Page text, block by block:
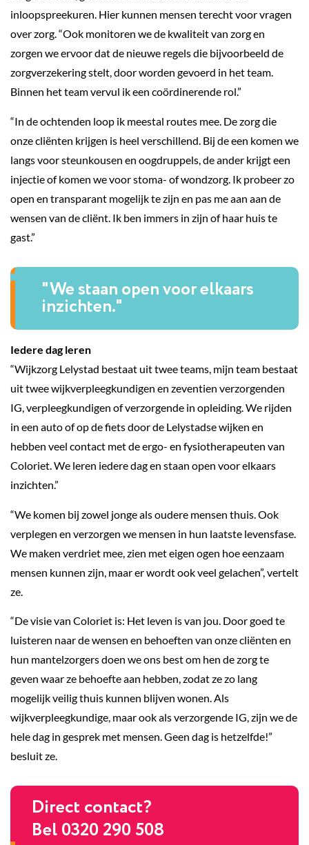
inloopspreekuren. Hier kunnen mensen terecht voor vragen
over zorg. “Ook monitoren we de kwaliteit van zorg en
zorgen we ervoor dat de nieuwe regels die bijvoorbeeld de
zorgverzekering stelt, door worden gevoerd in het team.
Binnen het team vervul ik een coördinerende rol.”
“In de ochtenden loop ik meestal routes mee. De zorg die
onze cliënten krijgen is heel verschillend. Bij de een komen we
langs voor steunkousen en oogdruppels, de ander krijgt een
injectie of komen we voor stoma- of wondzorg. Ik probeer zo
open en transparant mogelijk te zijn en pas me aan aan de
wensen van de cliënt. Ik ben immers in zijn of haar huis te
gast.”
"We staan open voor elkaars
inzichten."
Iedere dag leren
“Wijkzorg Lelystad bestaat uit twee teams, mijn team bestaat
uit twee wijkverpleegkundigen en zeventien verzorgenden
IG, verpleegkundigen of verzorgende in opleiding. We rijden
in een auto of op de fiets door de Lelystadse wijken en
hebben veel contact met de ergo- en fysiotherapeuten van
Coloriet. We leren iedere dag en staan open voor elkaars
inzichten.”
“We komen bij zowel jonge als oudere mensen thuis. Ook
verplegen en verzorgen we mensen in hun laatste levensfase.
We maken verdriet mee, zien met eigen ogen hoe eenzaam
mensen kunnen zijn, maar er wordt ook veel gelachen”, vertelt
ze.
“De visie van Coloriet is: Het leven is van jou. Door goed te
luisteren naar de wensen en behoeften van onze cliënten en
hun mantelzorgers doen we ons best om hen de zorg te
geven waar ze behoefte aan hebben, zodat ze zo lang
mogelijk veilig thuis kunnen blijven wonen. Als
wijkverpleegkundige, maar ook als verzorgende IG, zijn we de
hele dag in gesprek met mensen. Geen dag is hetzelfde!”
besluit ze.
Direct contact?
Bel 0320 290 508